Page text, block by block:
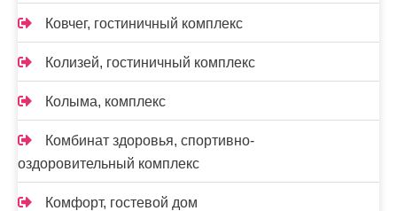
Ковчег, гостиничный комплекс
Колизей, гостиничный комплекс
Колыма, комплекс
Комбинат здоровья, спортивно-
оздоровительный комплекс
Комфорт, гостевой дом